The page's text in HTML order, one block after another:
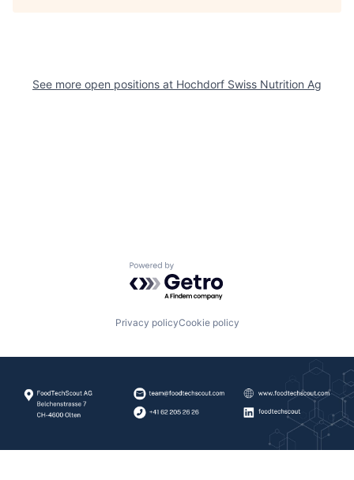
See more open positions at Hochdorf Swiss Nutrition Ag
Powered by Getro.com
Privacy policyCookie policy